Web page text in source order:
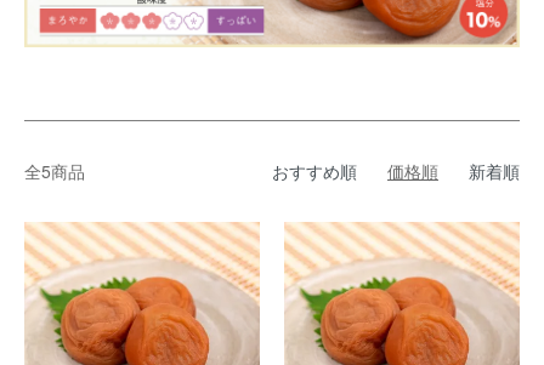
全5商品 おすすめ順 価格順 新着順